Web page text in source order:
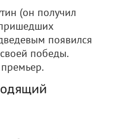
(он получил
появился
победы.